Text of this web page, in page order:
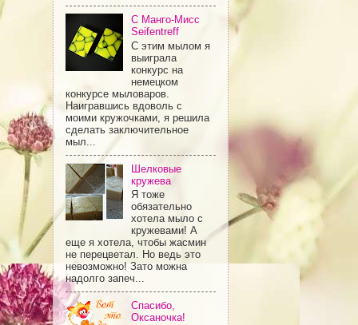
С Манго-Мисс
Seifentreff
С этим мылом я
выиграла
конкурс на
немецком
конкурсе мыловаров.
Наигравшись вдоволь с
моими кружочками, я решила
сделать заключительное
мыл...
Шелковые
кружева
Я тоже
обязательно
хотела мыло с
кружевами! А
еще я хотела, чтобы жасмин
не перецветал. Но ведь это
невозможно! Зато можна
надолго запеч...
Спасибо,
Оксаночка!